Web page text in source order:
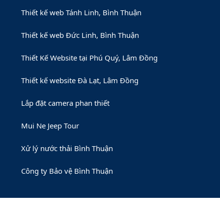
Thiết kế web Tánh Linh, Bình Thuận
Thiết kế web Đức Linh, Bình Thuận
Thiết Kế Website tại Phú Quý, Lâm Đồng
Thiết kế website Đà Lạt, Lâm Đồng
Lắp đặt camera phan thiết
Mui Ne Jeep Tour
Xử lý nước thải Bình Thuận
Công ty Bảo vệ Bình Thuận